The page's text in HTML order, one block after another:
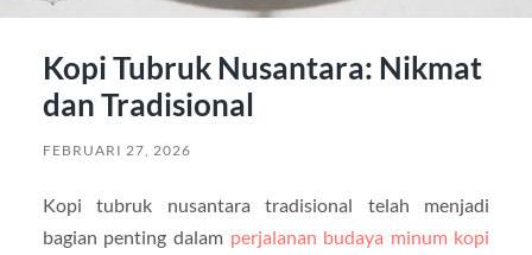
Kopi Tubruk Nusantara: Nikmat
dan Tradisional
FEBRUARI 27, 2026
Kopi tubruk nusantara tradisional telah menjadi
bagian penting dalam perjalanan budaya minum kopi